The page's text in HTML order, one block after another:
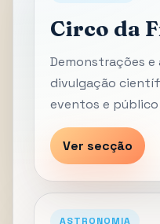
Circo da
Demonstrações e
divulgação
eventos e público
Ver secção
ASTRONOMIA